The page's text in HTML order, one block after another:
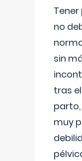
no
sin
tras
muy